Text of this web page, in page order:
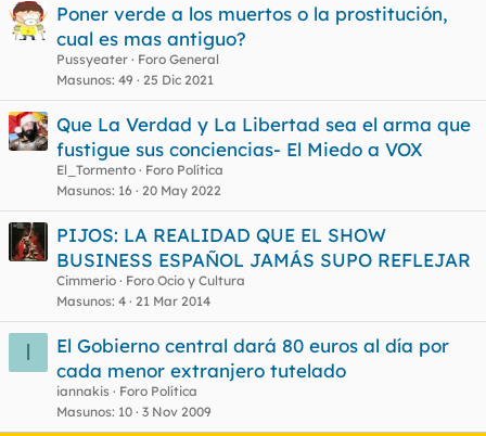
Poner verde a los muertos o la prostitución,
cual es mas antiguo?
Pussyeater
Foro General
Masunos 49 25 Dic 2021
Que La Verdad y La Libertad sea el arma que
fustigue sus conciencias- El Miedo a VOX
El_Tormento
Foro Política
Masunos 16 20 May 2022
PIJOS: LA REALIDAD QUE EL SHOW
BUSINESS ESPAÑOL JAMÁS SUPO REFLEJAR
Cimmerio
Foro Ocio y Cultura
Masunos 4 21 Mar 2014
I
El Gobierno central dará 80 euros al día por
cada menor extranjero tutelado
iannakis
Foro Política
Masunos 10 3 Nov 2009